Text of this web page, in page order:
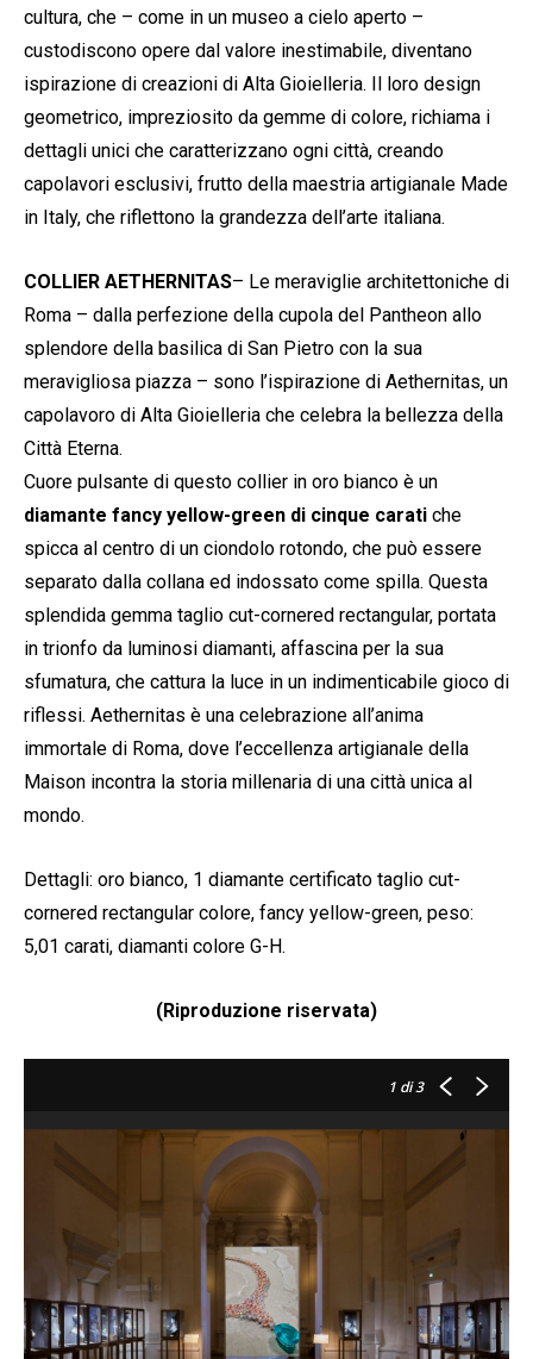
cultura, che – come in un museo a cielo aperto –
custodiscono opere dal valore inestimabile, diventano
ispirazione di creazioni di Alta Gioielleria. Il loro design
geometrico, impreziosito da gemme di colore, richiama i
dettagli unici che caratterizzano ogni città, creando
capolavori esclusivi, frutto della maestria artigianale Made
in Italy, che riflettono la grandezza dell’arte italiana.
COLLIER AETHERNITAS– Le meraviglie architettoniche di
Roma – dalla perfezione della cupola del Pantheon allo
splendore della basilica di San Pietro con la sua
meravigliosa piazza – sono l’ispirazione di Aethernitas, un
capolavoro di Alta Gioielleria che celebra la bellezza della
Città Eterna.
Cuore pulsante di questo collier in oro bianco è un
diamante fancy yellow-green di cinque carati che
spicca al centro di un ciondolo rotondo, che può essere
separato dalla collana ed indossato come spilla. Questa
splendida gemma taglio cut-cornered rectangular, portata
in trionfo da luminosi diamanti, affascina per la sua
sfumatura, che cattura la luce in un indimenticabile gioco di
riflessi. Aethernitas è una celebrazione all’anima
immortale di Roma, dove l’eccellenza artigianale della
Maison incontra la storia millenaria di una città unica al
mondo.
Dettagli: oro bianco, 1 diamante certificato taglio cut-
cornered rectangular colore, fancy yellow-green, peso:
5,01 carati, diamanti colore G-H.
(Riproduzione riservata)
1 di 3